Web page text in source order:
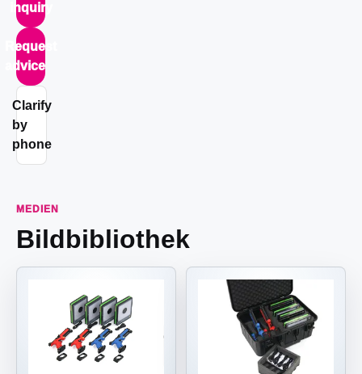
inquiry
Request
advice
Clarify
by
phone
MEDIEN
Bildbibliothek